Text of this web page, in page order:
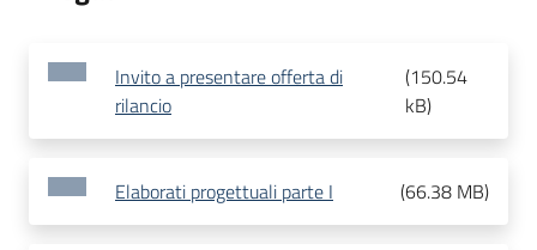
Invito a presentare offerta di
rilancio
(150.54
kB)
Elaborati progettuali parte I (66.38 MB)